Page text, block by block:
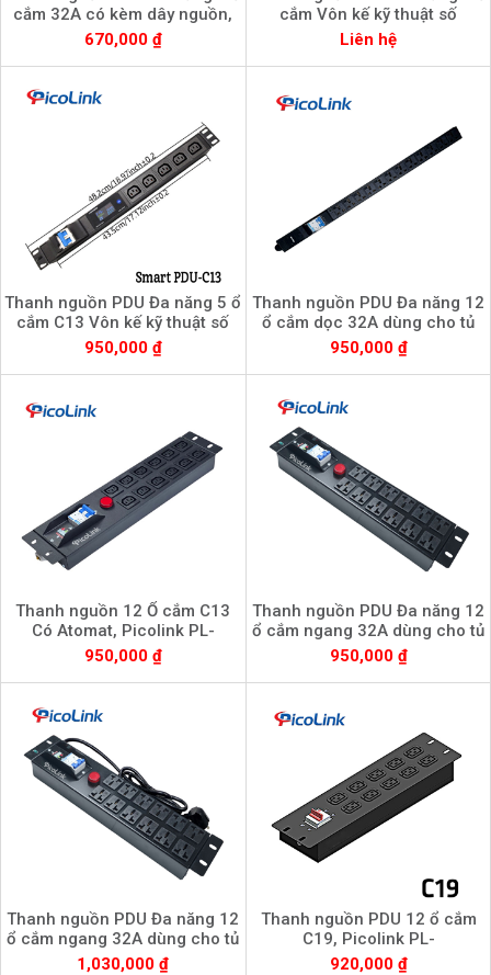
cắm 32A có kèm dây nguồn,
PL-PDU8D-32A
670,000 ₫
cắm Vôn kế kỹ thuật số
Liên hệ
Thanh nguồn PDU Đa năng 5 ổ
cắm C13 Vôn kế kỹ thuật số
950,000 ₫
Thanh nguồn PDU Đa năng 12
ổ cắm dọc 32A dùng cho tủ
mạng, PL-12PD-32A
950,000 ₫
Thanh nguồn 12 Ổ cắm C13
Có Atomat, Picolink PL-
PDU12MBC13
950,000 ₫
Thanh nguồn PDU Đa năng 12
ổ cắm ngang 32A dùng cho tủ
mạng, Picolink PL-12P-32A
950,000 ₫
Thanh nguồn PDU Đa năng 12
ổ cắm ngang 32A dùng cho tủ
mạng, Picolink PL-12D-32A
1,030,000 ₫
Thanh nguồn PDU 12 ổ cắm
C19, Picolink PL-
PDU12MBC19
920,000 ₫